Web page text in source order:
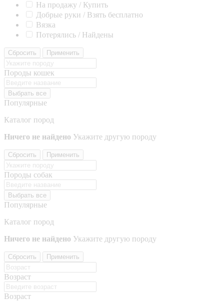
На продажу / Купить
Добрые руки / Взять бесплатно
Вязка
Потерялись / Найдены
Сбросить Применить
Породы кошек
Выбрать все
Популярные
Каталог пород
Ничего не найдено Укажите другую породу
Сбросить Применить
Породы собак
Выбрать все
Популярные
Каталог пород
Ничего не найдено Укажите другую породу
Сбросить Применить
Возраст
Возраст